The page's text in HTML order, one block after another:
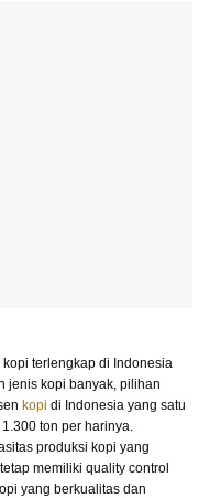
terlengkap di Indonesia
jenis kopi banyak, pilihan
kopi di Indonesia yang satu
ton per harinya.
produksi kopi yang
memiliki quality control
yang berkualitas dan